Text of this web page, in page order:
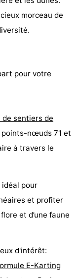
morceau de
pour votre
de sentiers de
points-nœuds 71 et
à travers le
pour
et profiter
et d’une faune
d'intérêt:
E-Karting